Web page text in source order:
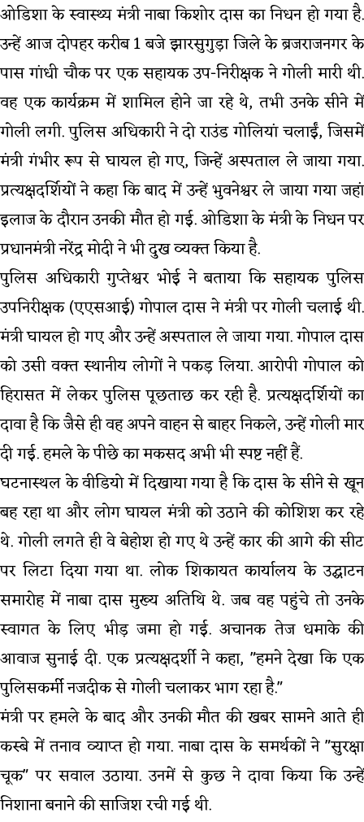
ओडिशा के स्वास्थ्य मंत्री नाबा किशोर दास का निधन हो गया है.
उन्हें आज दोपहर करीब 1 बजे झारसुगुड़ा जिले के ब्रजराजनगर के
पास गांधी चौक पर एक सहायक उप-निरीक्षक ने गोली मारी थी.
वह एक कार्यक्रम में शामिल होने जा रहे थे, तभी उनके सीने में
गोली लगी. पुलिस अधिकारी ने दो राउंड गोलियां चलाईं, जिसमें
मंत्री गंभीर रूप से घायल हो गए, जिन्हें अस्पताल ले जाया गया.
प्रत्यक्षदर्शियों ने कहा कि बाद में उन्हें भुवनेश्वर ले जाया गया जहां
इलाज के दौरान उनकी मौत हो गई. ओडिशा के मंत्री के निधन पर
प्रधानमंत्री नरेंद्र मोदी ने भी दुख व्यक्त किया है.
पुलिस अधिकारी गुप्तेश्वर भोई ने बताया कि सहायक पुलिस
उपनिरीक्षक (एएसआई) गोपाल दास ने मंत्री पर गोली चलाई थी.
मंत्री घायल हो गए और उन्हें अस्पताल ले जाया गया. गोपाल दास
को उसी वक्त स्थानीय लोगों ने पकड़ लिया. आरोपी गोपाल को
हिरासत में लेकर पुलिस पूछताछ कर रही है. प्रत्यक्षदर्शियों का
दावा है कि जैसे ही वह अपने वाहन से बाहर निकले, उन्हें गोली मार
दी गई. हमले के पीछे का मकसद अभी भी स्पष्ट नहीं हैं.
घटनास्थल के वीडियो में दिखाया गया है कि दास के सीने से खून
बह रहा था और लोग घायल मंत्री को उठाने की कोशिश कर रहे
थे. गोली लगते ही वे बेहोश हो गए थे उन्हें कार की आगे की सीट
पर लिटा दिया गया था. लोक शिकायत कार्यालय के उद्घाटन
समारोह में नाबा दास मुख्य अतिथि थे. जब वह पहुंचे तो उनके
स्वागत के लिए भीड़ जमा हो गई. अचानक तेज धमाके की
आवाज सुनाई दी. एक प्रत्यक्षदर्शी ने कहा, "हमने देखा कि एक
पुलिसकर्मी नजदीक से गोली चलाकर भाग रहा है."
मंत्री पर हमले के बाद और उनकी मौत की खबर सामने आते ही
कस्बे में तनाव व्याप्त हो गया. नाबा दास के समर्थकों ने "सुरक्षा
चूक" पर सवाल उठाया. उनमें से कुछ ने दावा किया कि उन्हें
निशाना बनाने की साजिश रची गई थी.